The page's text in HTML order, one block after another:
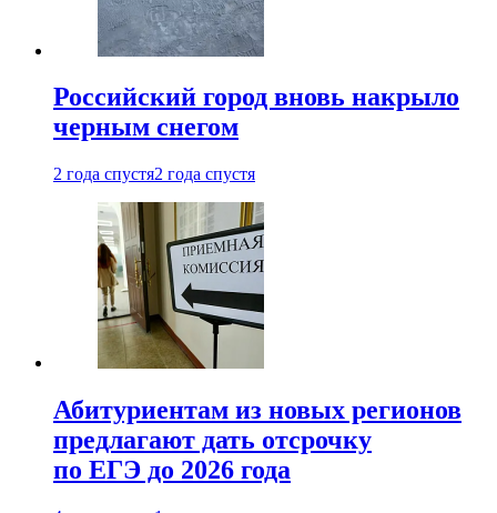
Российский город вновь накрыло
черным снегом
2 года спустя2 года спустя
Абитуриентам из новых регионов
предлагают дать отсрочку
по ЕГЭ до 2026 года